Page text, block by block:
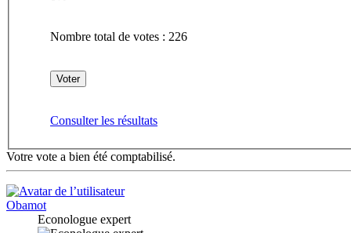
Nombre total de votes : 226
Consulter les résultats
Votre vote a bien été comptabilisé.
Obamot
Econologue expert